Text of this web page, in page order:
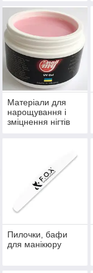
Матеріали для
нарощування і
зміцнення нігтів
Пилочки, бафи
для манікюру